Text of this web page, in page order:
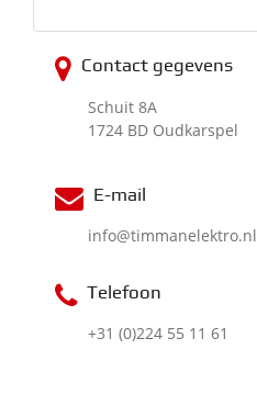
Contact gegevens
Schuit 8A
1724 BD Oudkarspel
E-mail
info@timmanelektro.nl
Telefoon
+31 (0)224 55 11 61